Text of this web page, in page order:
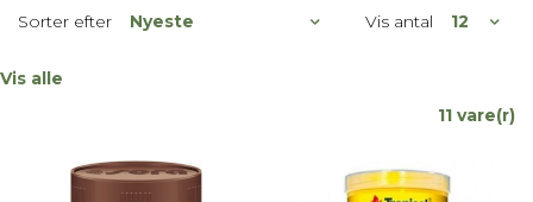
Sorter efter Vis antal
Vis alle
11 vare(r)